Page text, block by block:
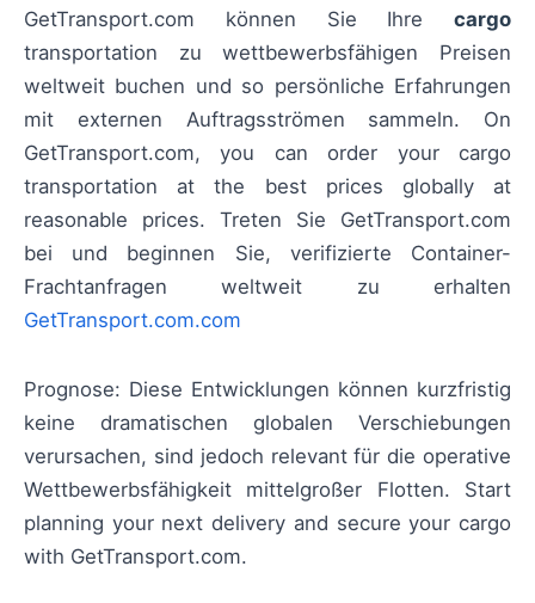
GetTransport.com können Sie Ihre cargo
transportation zu wettbewerbsfähigen Preisen
weltweit buchen und so persönliche Erfahrungen
mit externen Auftragsströmen sammeln. On
GetTransport.com, you can order your cargo
transportation at the best prices globally at
reasonable prices. Treten Sie GetTransport.com
bei und beginnen Sie, verifizierte Container-
Frachtanfragen weltweit zu erhalten
GetTransport.com.com
Prognose: Diese Entwicklungen können kurzfristig
keine dramatischen globalen Verschiebungen
verursachen, sind jedoch relevant für die operative
Wettbewerbsfähigkeit mittelgroßer Flotten. Start
planning your next delivery and secure your cargo
with GetTransport.com.